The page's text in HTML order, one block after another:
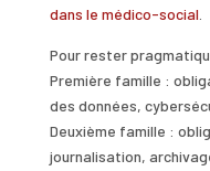
dans le médico-social
Pour rester
Première famille :
des données,
Deuxième famille :
journalisation,